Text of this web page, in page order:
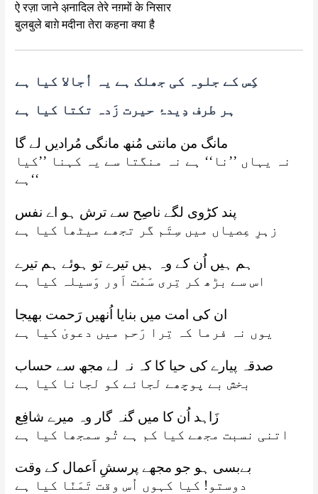
ऐ रज़ा जाने अ़नादिल तेरे नग़मों के निसार
बुलबुले बाग़े मदीना तेरा कहना क्या है
کِس کے جلوہ کی جھلک ہے یہ اُجالا کیا ہے
ہر طرف دِیدۂ حیرت زَدہ تکتا کیا ہے
مانگ من مانتی مُنھ مانگی مُرادیں لے گا
نہ یہاں ’’نا‘‘ ہے نہ منگتا سے یہ کہنا ’’کیا
ہے‘‘
پند کڑوی لگے ناصِح سے ترش ہو اے نفس
زہرِ عِصیاں میں سِتَم گر تجھے میٹھا کیا ہے
ہم ہیں اُن کے وہ ہیں تیرے تو ہوئے ہم تیرے
اس سے بڑھ کر تِری سَمْت اَور وَسیلہ کیا ہے
ان کی امت میں بنایا اُنھیں رَحمت بھیجا
یوں نہ فرما کہ تِرا رَحم میں دعویٰ کیا ہے
صدقہ پیارے کی حیا کا کہ نہ لے مجھ سے حساب
بخش بے پوچھے لجائے کو لجانا کیا ہے
زَاہد اُن کا میں گنہ گار وہ میرے شافِع
اتنی نسبت مجھے کیا کم ہے تُو سمجھا کیا ہے
بےبسی ہو جو مجھے پرسشِ اَعمال کے وقت
دوستو! کیا کہوں اُس وقت تَمَنّا کیا ہے